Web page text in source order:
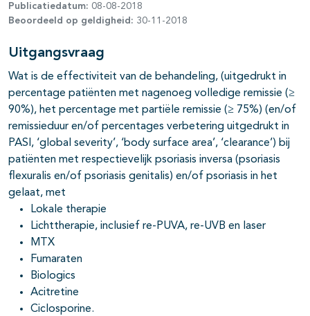
open- en dichtklappen
open- en dichtklappen
open- en dichtklappen
open- en dichtklappen
open- en dichtklappen
Publicatiedatum: 08-08-2018
Beoordeeld op geldigheid: 30-11-2018
Uitgangsvraag
Wat is de effectiviteit van de behandeling, (uitgedrukt in
percentage patiënten met nagenoeg volledige remissie (≥
90%), het percentage met partiële remissie (≥ 75%) (en/of
remissieduur en/of percentages verbetering uitgedrukt in
PASI, ‘global severity’, ‘body surface area’, ‘clearance’) bij
patiënten met respectievelijk psoriasis inversa (psoriasis
flexuralis en/of psoriasis genitalis) en/of psoriasis in het
gelaat, met
Lokale therapie
Lichttherapie, inclusief re-PUVA, re-UVB en laser
MTX
Fumaraten
Biologics
Acitretine
Ciclosporine.